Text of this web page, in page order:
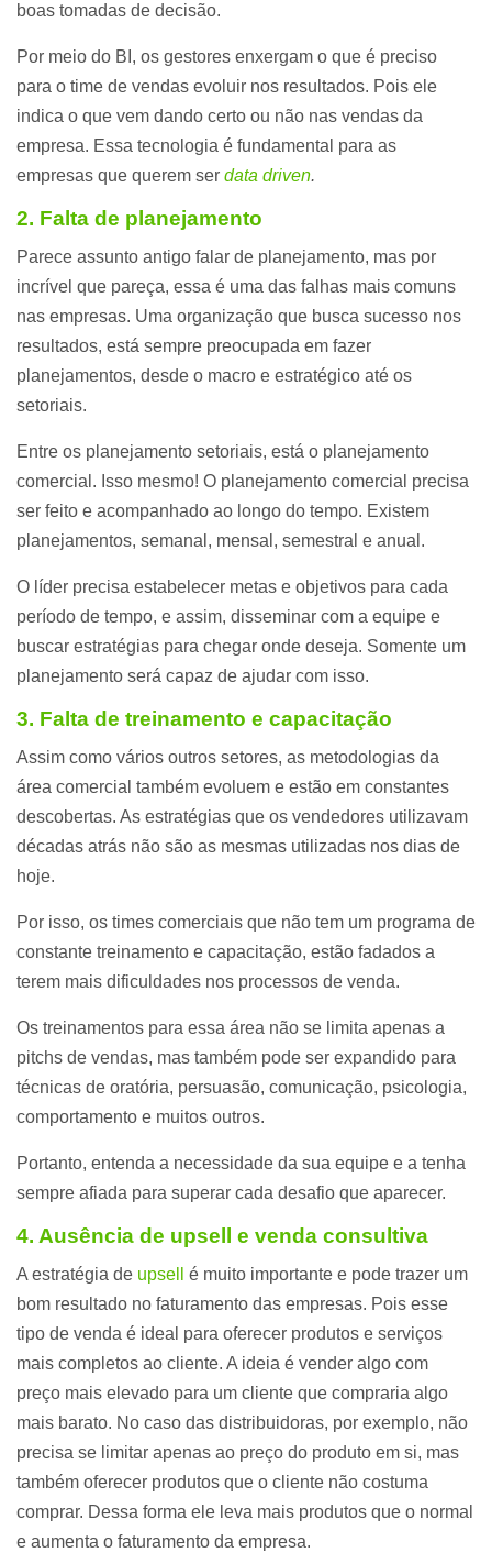
boas tomadas de decisão.
Por meio do BI, os gestores enxergam o que é preciso
para o time de vendas evoluir nos resultados. Pois ele
indica o que vem dando certo ou não nas vendas da
empresa. Essa tecnologia é fundamental para as
empresas que querem ser data driven.
2. Falta de planejamento
Parece assunto antigo falar de planejamento, mas por
incrível que pareça, essa é uma das falhas mais comuns
nas empresas. Uma organização que busca sucesso nos
resultados, está sempre preocupada em fazer
planejamentos, desde o macro e estratégico até os
setoriais.
Entre os planejamento setoriais, está o planejamento
comercial. Isso mesmo! O planejamento comercial precisa
ser feito e acompanhado ao longo do tempo. Existem
planejamentos, semanal, mensal, semestral e anual.
O líder precisa estabelecer metas e objetivos para cada
período de tempo, e assim, disseminar com a equipe e
buscar estratégias para chegar onde deseja. Somente um
planejamento será capaz de ajudar com isso.
3. Falta de treinamento e capacitação
Assim como vários outros setores, as metodologias da
área comercial também evoluem e estão em constantes
descobertas. As estratégias que os vendedores utilizavam
décadas atrás não são as mesmas utilizadas nos dias de
hoje.
Por isso, os times comerciais que não tem um programa de
constante treinamento e capacitação, estão fadados a
terem mais dificuldades nos processos de venda.
Os treinamentos para essa área não se limita apenas a
pitchs de vendas, mas também pode ser expandido para
técnicas de oratória, persuasão, comunicação, psicologia,
comportamento e muitos outros.
Portanto, entenda a necessidade da sua equipe e a tenha
sempre afiada para superar cada desafio que aparecer.
4. Ausência de upsell e venda consultiva
A estratégia de upsell é muito importante e pode trazer um
bom resultado no faturamento das empresas. Pois esse
tipo de venda é ideal para oferecer produtos e serviços
mais completos ao cliente. A ideia é vender algo com
preço mais elevado para um cliente que compraria algo
mais barato. No caso das distribuidoras, por exemplo, não
precisa se limitar apenas ao preço do produto em si, mas
também oferecer produtos que o cliente não costuma
comprar. Dessa forma ele leva mais produtos que o normal
e aumenta o faturamento da empresa.